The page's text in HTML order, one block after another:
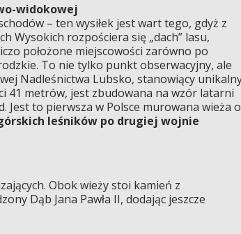
widokowej
– ten wysiłek jest wart tego, gdyż z
Wysokich rozpościera się „dach” lasu,
położone miejscowości zarówno po
To nie tylko punkt obserwacyjny, ale
Nadleśnictwa Lubsko, stanowiący
41 metrów, jest zbudowana na wzór latarni
Jest to pierwsza w Polsce murowana wieża o
leśników po drugiej wojnie
Obok wieży stoi kamień z
Dąb Jana Pawła II, dodając jeszcze